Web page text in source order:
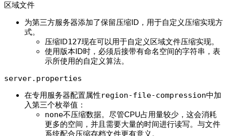
区域文件
为第三方服务器添加了保留压缩ID，用于自定义压缩实现方
式。
压缩ID127现在可以用于自定义区域文件压缩实现。
使用版本ID时，必须后接带有命名空间的字符串，表
示所使用的自定义算法。
server.properties
在专用服务器配置属性region-file-compression中加
入第三个枚举值：
none不压缩数据。尽管CPU占用量较少，这会消耗
更多的空间，并且需要大量的时间进行读写。与文件
系统配合压缩存档文件更有意义。